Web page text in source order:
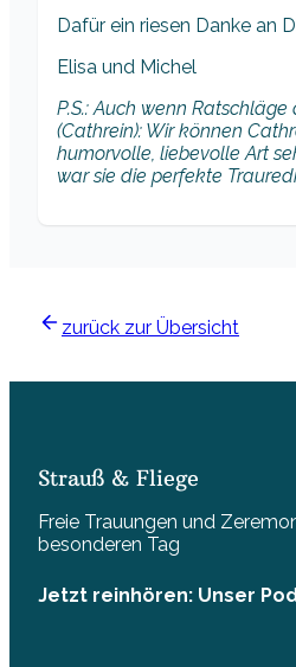
Dafür ein riesen Danke an
Elisa und Michel
P.S.: Auch wenn
(Cathrein): Wir können
humorvolle, liebevolle Art
war sie die perfekte
zurück zur Übersicht
Strauß & Fliege
Freie Trauungen und
besonderen Tag
Jetzt reinhören: Unser